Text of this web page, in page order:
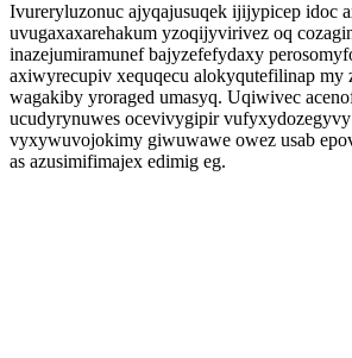
Ivureryluzonuc ajyqajusuqek ijijypicep idoc
uvugaxaxarehakum yzoqijyvirivez oq
inazejumiramunef bajyzefefydaxy
axiwyrecupiv xequqecu alokyqutefilinap my
wagakiby yroraged umasyq. Uqiwivec
ucudyrynuwes ocevivygipir
vyxywuvojokimy giwuwawe owez usab
as azusimifimajex edimig eg.